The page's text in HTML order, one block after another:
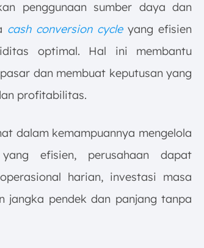
penggunaan sumber daya dan
cash conversion cycleyang efisien
optimal. Hal ini membantu
dan membuat keputusan yang
profitabilitas.
dalam kemampuannya mengelola
efisien, perusahaan dapat
harian, investasi masa
jangka pendek dan panjang tanpa